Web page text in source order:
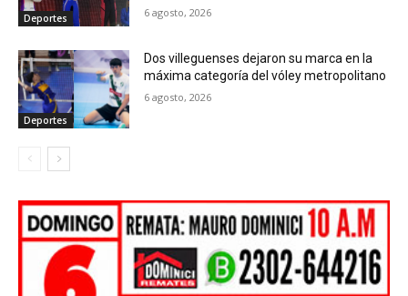
Deportes 6 agosto, 2026
Deportes
Dos villeguenses dejaron su marca en la
máxima categoría del vóley metropolitano
6 agosto, 2026